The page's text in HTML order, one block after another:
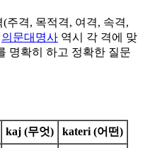
주격, 목적격, 여격, 속격,
의문대명사 역시 각 격에 맞
명확히 하고 정확한 질문
kaj (무엇)
kateri (어떤)